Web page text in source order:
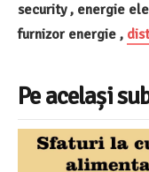
security , energie
furnizor energie ,
Pe același